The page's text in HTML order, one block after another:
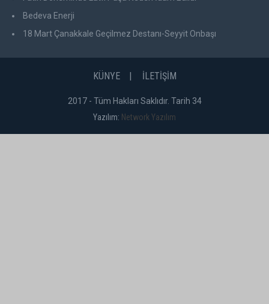
Bedeva Enerji
18 Mart Çanakkale Geçilmez Destanı-Seyyit Onbaşı
KÜNYE İLETİŞİM
2017 - Tüm Hakları Saklıdır. Tarih 34
Yazılım: Network Yazılım